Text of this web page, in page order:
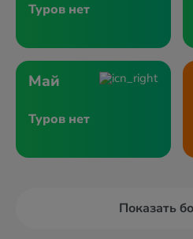
Туров нет
Май
Туров нет
Показать